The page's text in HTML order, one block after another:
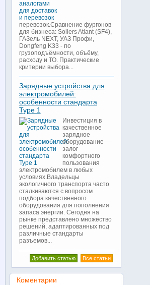
перевозок.Сравнение фургонов
для бизнеса: Sollers Atlant (SF4),
ГАЗель NEXT, УАЗ Профи,
Dongfeng K33 - по
грузоподъёмности, объёму,
расходу и ТО. Практические
критерии выбора...
Зарядные устройства для
электромобилей:
особенности стандарта
Type 1
Инвестиция в
качественное
зарядное
оборудование —
залог
комфортного
пользования
электромобилем в любых
условиях.Владельцы
экологичного транспорта часто
сталкиваются с вопросом
подбора качественного
оборудования для пополнения
запаса энергии. Сегодня на
рынке представлено множество
решений, адаптированных под
различные стандарты
разъемов...
Все статьи
Добавить статью
Коментарии